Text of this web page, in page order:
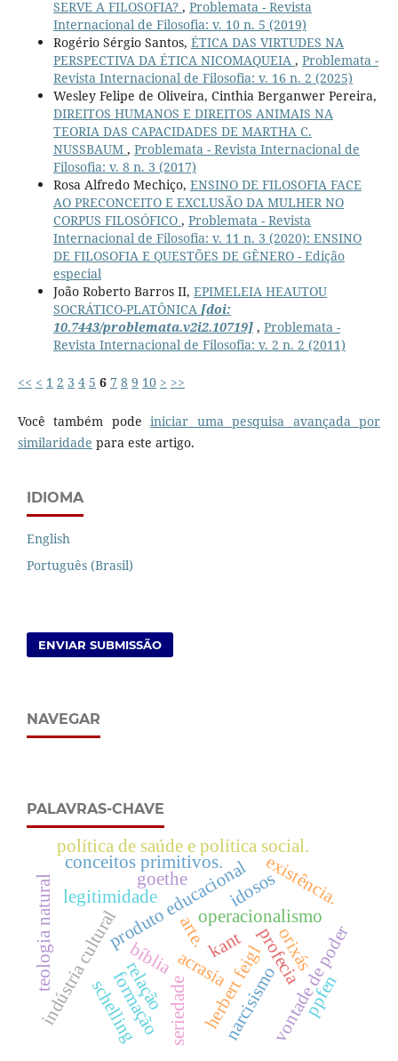
SERVE A FILOSOFIA? , Problemata - Revista
Internacional de Filosofia: v. 10 n. 5 (2019)
Rogério Sérgio Santos, ÉTICA DAS VIRTUDES NA
PERSPECTIVA DA ÉTICA NICOMAQUEIA , Problemata -
Revista Internacional de Filosofia: v. 16 n. 2 (2025)
Wesley Felipe de Oliveira, Cinthia Berganwer Pereira,
DIREITOS HUMANOS E DIREITOS ANIMAIS NA
TEORIA DAS CAPACIDADES DE MARTHA C.
NUSSBAUM , Problemata - Revista Internacional de
Filosofia: v. 8 n. 3 (2017)
Rosa Alfredo Mechiço, ENSINO DE FILOSOFIA FACE
AO PRECONCEITO E EXCLUSÃO DA MULHER NO
CORPUS FILOSÓFICO , Problemata - Revista
Internacional de Filosofia: v. 11 n. 3 (2020): ENSINO
DE FILOSOFIA E QUESTÕES DE GÊNERO - Edição
especial
João Roberto Barros II, EPIMELEIA HEAUTOU
SOCRÁTICO-PLATÔNICA [doi:
10.7443/problemata.v2i2.10719], Problemata -
Revista Internacional de Filosofia: v. 2 n. 2 (2011)
<< < 1 2 3 4 5 6 7 8 9 10 > >>
Você também podeiniciar uma pesquisa avançada por
similaridade para este artigo.
IDIOMA
English
Português (Brasil)
ENVIAR SUBMISSÃO
NAVEGAR
PALAVRAS-CHAVE
kant
herbert feigl
bíblia profecia
produto educacional
relação vontade de poder
acrasia
formação
indústria cultural
conceitos primitivos.
operacionalismo
política de saúde e política social.
idosos
arte.
schelling
teologia natural existência.
legitimidade
goethe
narcisismo
seriedade ppfen
orixás